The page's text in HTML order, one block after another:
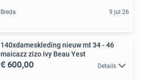
Breda 9 jul 26
140xdameskleding nieuw mt 34 - 46
maicazz zizo Ivy Beau Yest
€ 600,00 Details